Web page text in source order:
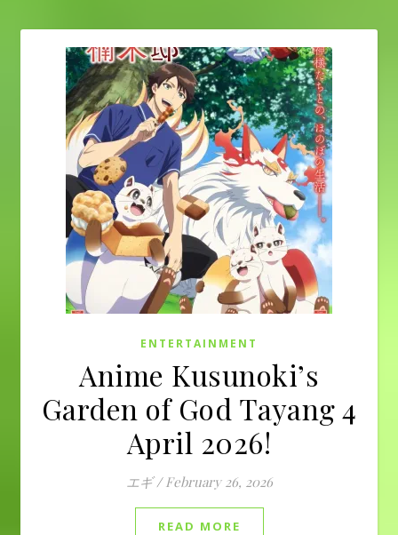
ENTERTAINMENT
Anime Kusunoki’s
Garden of God Tayang 4
April 2026!
エギ / February 26, 2026
READ MORE